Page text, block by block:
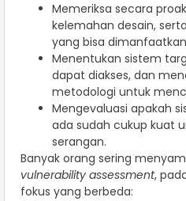
Memeriksa secara
kelemahan desain,
yang bisa
Menentukan sistem
dapat diakses, dan
metodologi untuk
Mengevaluasi apakah
ada sudah cukup kuat
serangan.
Banyak orang sering
vulnerability assessment,
fokus yang berbeda: